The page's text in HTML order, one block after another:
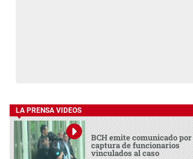
LA PRENSA VIDEOS
BCH emite comunicado por
captura de funcionarios
vinculados al caso